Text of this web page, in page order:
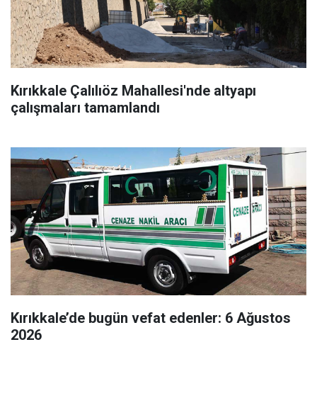
Kırıkkale Çalılıöz Mahallesi'nde altyapı
çalışmaları tamamlandı
Kırıkkale’de bugün vefat edenler: 6 Ağustos
2026